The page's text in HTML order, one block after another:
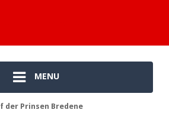
MENU
der Prinsen Bredene